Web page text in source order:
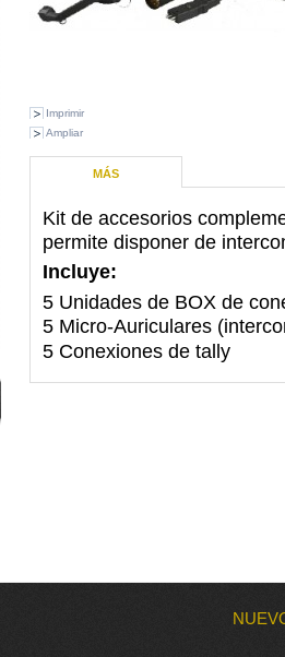
Imprimir
Ampliar
MÁS
Kit de accesorios
permite disponer de
Incluye:
5 Unidades de BOX de
5 Micro-Auriculares
5 Conexiones de tally